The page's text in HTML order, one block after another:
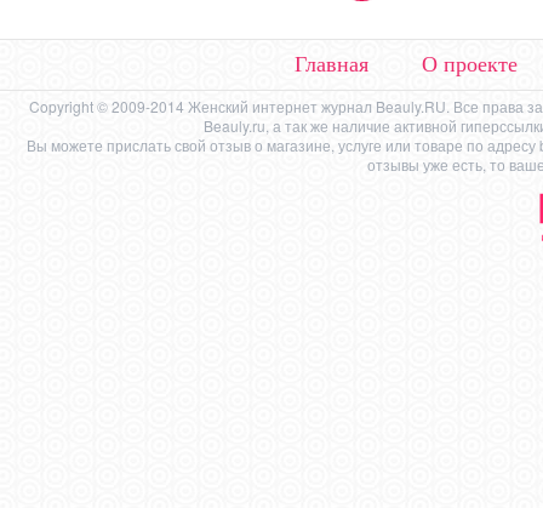
Главная О проекте
Copyright © 2009-2014 Женский интернет журнал Beauly.RU. Все права
Beauly.ru, а так же наличие активной
Вы можете прислать свой отзыв о магазине, услуге или товаре по адресу
отзывы уже есть, то